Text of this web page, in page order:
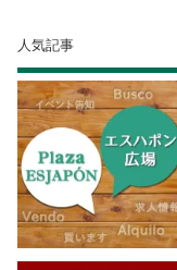
人気記事